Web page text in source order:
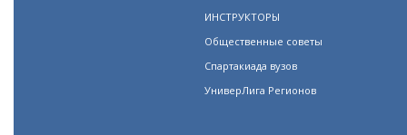
ИНСТРУКТОРЫ
Общественные советы
Спартакиада вузов
УниверЛига Регионов